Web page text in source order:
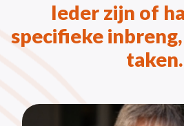
Ieder zijn of
specifieke
taken.